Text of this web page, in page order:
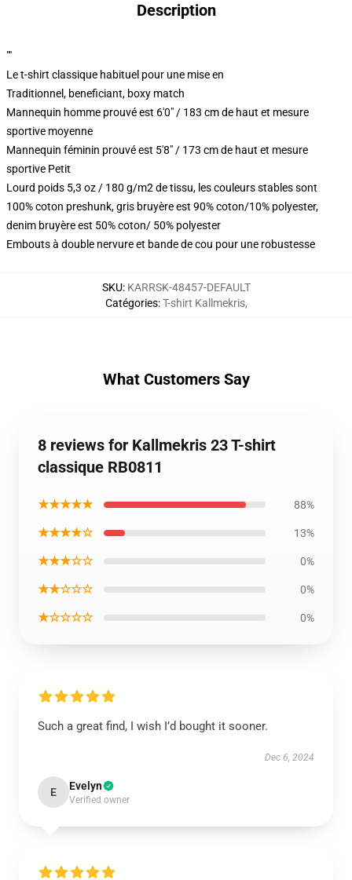
Description
""
Le t-shirt classique habituel pour une mise en
Traditionnel, beneficiant, boxy match
Mannequin homme prouvé est 6'0" / 183 cm de haut et mesure
sportive moyenne
Mannequin féminin prouvé est 5'8" / 173 cm de haut et mesure
sportive Petit
Lourd poids 5,3 oz / 180 g/m2 de tissu, les couleurs stables sont
100% coton preshunk, gris bruyère est 90% coton/10% polyester,
denim bruyère est 50% coton/ 50% polyester
Embouts à double nervure et bande de cou pour une robustesse
SKU: KARRSK-48457-DEFAULT
Catégories:T-shirt Kallmekris,
What Customers Say
8 reviews for Kallmekris 23 T-shirt
classique RB0811
★★★★★ 88%
★★★★☆ 13%
★★★☆☆ 0%
★★☆☆☆ 0%
★☆☆☆☆ 0%
Such a great find, I wish I’d bought it sooner.
Dec 6, 2024
E Evelyn
Verified owner